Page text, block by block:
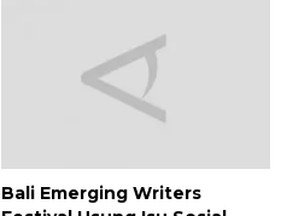
Bali Emerging Writers